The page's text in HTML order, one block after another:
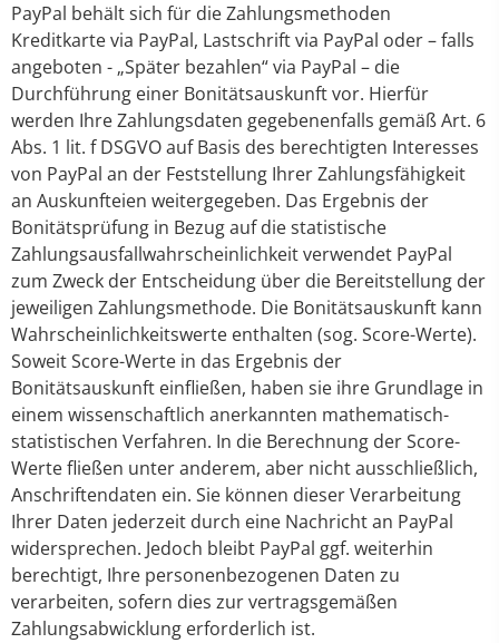
PayPal behält sich für die Zahlungsmethoden
Kreditkarte via PayPal, Lastschrift via PayPal oder – falls
angeboten - „Später bezahlen“ via PayPal – die
Durchführung einer Bonitätsauskunft vor. Hierfür
werden Ihre Zahlungsdaten gegebenenfalls gemäß Art. 6
Abs. 1 lit. f DSGVO auf Basis des berechtigten Interesses
von PayPal an der Feststellung Ihrer Zahlungsfähigkeit
an Auskunfteien weitergegeben. Das Ergebnis der
Bonitätsprüfung in Bezug auf die statistische
Zahlungsausfallwahrscheinlichkeit verwendet PayPal
zum Zweck der Entscheidung über die Bereitstellung der
jeweiligen Zahlungsmethode. Die Bonitätsauskunft kann
Wahrscheinlichkeitswerte enthalten (sog. Score-Werte).
Soweit Score-Werte in das Ergebnis der
Bonitätsauskunft einfließen, haben sie ihre Grundlage in
einem wissenschaftlich anerkannten mathematisch-
statistischen Verfahren. In die Berechnung der Score-
Werte fließen unter anderem, aber nicht ausschließlich,
Anschriftendaten ein. Sie können dieser Verarbeitung
Ihrer Daten jederzeit durch eine Nachricht an PayPal
widersprechen. Jedoch bleibt PayPal ggf. weiterhin
berechtigt, Ihre personenbezogenen Daten zu
verarbeiten, sofern dies zur vertragsgemäßen
Zahlungsabwicklung erforderlich ist.